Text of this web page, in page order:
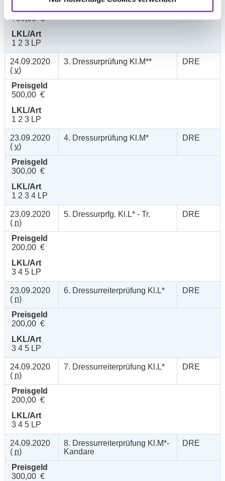
Preisgeld
750,00 €
LKL/Art
1 2 3 LP
24.09.2020
( v)
3. Dressurprüfung Kl.M** DRE
Preisgeld
500,00 €
LKL/Art
1 2 3 LP
23.09.2020
( v)
4. Dressurprüfung Kl.M* DRE
Preisgeld
300,00 €
LKL/Art
1 2 3 4 LP
23.09.2020
( n)
5. Dressurprfg. Kl.L* - Tr. DRE
Preisgeld
200,00 €
LKL/Art
3 4 5 LP
23.09.2020
( n)
6. Dressurreiterprüfung Kl.L* DRE
Preisgeld
200,00 €
LKL/Art
3 4 5 LP
24.09.2020
( n)
7. Dressurreiterprüfung Kl.L* DRE
Preisgeld
200,00 €
LKL/Art
3 4 5 LP
24.09.2020
( n)
8. Dressurreiterprüfung Kl.M*-
Kandare
DRE
Preisgeld
300,00 €